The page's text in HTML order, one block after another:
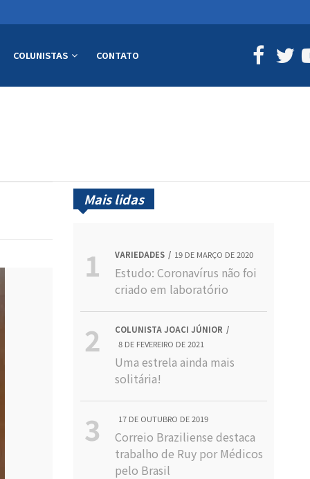
COLUNISTAS CONTATO
Mais lidas
VARIEDADES 19 DE MARÇO DE 2020
Estudo: Coronavírus não foi
criado em laboratório
COLUNISTA JOACI JÚNIOR
8 DE FEVEREIRO DE 2021
Uma estrela ainda mais
solitária!
17 DE OUTUBRO DE 2019
Correio Braziliense destaca
trabalho de Ruy por Médicos
pelo Brasil